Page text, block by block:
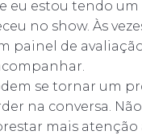
eu estou tendo
no show. Às
painel de
se tornar um
na conversa.
mais